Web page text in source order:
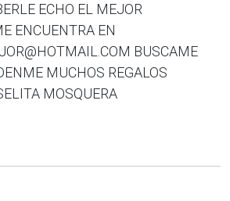
ECHO EL MEJOR
ENCUENTRA EN
BUSCAME
MUCHOS REGALOS
MOSQUERA